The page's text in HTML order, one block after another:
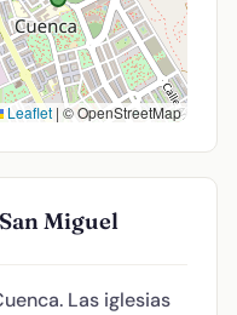
Leaflet | © OpenStreetMap
Miguel
Las iglesias